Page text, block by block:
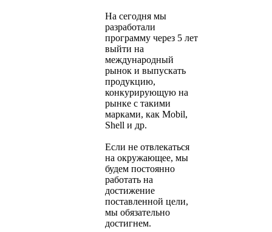
На сегодня мы
разработали
программу через 5 лет
выйти на
международный
рынок и выпускать
продукцию,
конкурирующую на
рынке с такими
марками, как Mobil,
Shell и др.
Если не отвлекаться
на окружающее, мы
будем постоянно
работать на
достижение
поставленной цели,
мы обязательно
достигнем.